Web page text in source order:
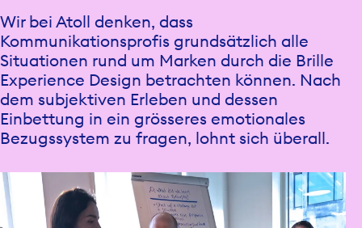
Wir bei Atoll denken, dass
Kommunikationsprofis grundsätzlich alle
Situationen rund um Marken durch die Brille
Experience Design betrachten können. Nach
dem subjektiven Erleben und dessen
Einbettung in ein grösseres emotionales
Bezugssystem zu fragen, lohnt sich überall.